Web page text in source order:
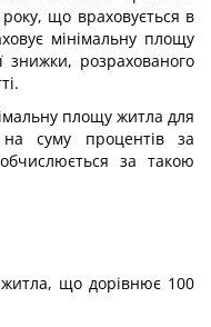
року, що враховується в
мінімальну площу
знижки, розрахованого
площу житла для
суму процентів за
за такою
що дорівнює 100